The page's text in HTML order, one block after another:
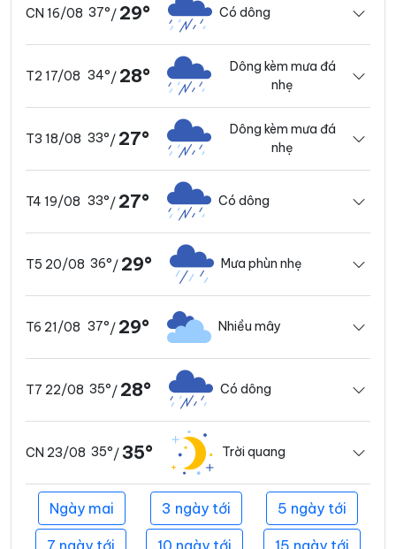
CN 16/08 37°/ 29° Có dông
T2 17/08 34°/ 28°
Dông kèm mưa đá
nhẹ
T3 18/08 33°/ 27°
Dông kèm mưa đá
nhẹ
T4 19/08 33°/ 27° Có dông
T5 20/08 36°/ 29° Mưa phùn nhẹ
T6 21/08 37°/ 29° Nhiều mây
T7 22/08 35°/ 28° Có dông
CN 23/08 35°/35° Trời quang
Ngày mai 3 ngày tới 5 ngày tới
7 ngày tới 10 ngày tới 15 ngày tới